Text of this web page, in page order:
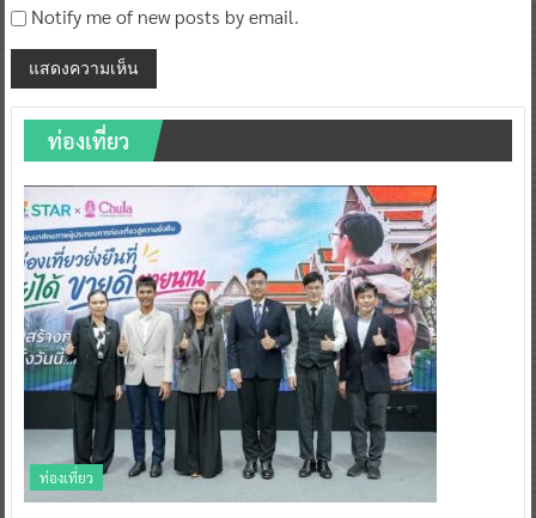
Notify me of new posts by email.
ท่องเที่ยว
ท่องเที่ยว